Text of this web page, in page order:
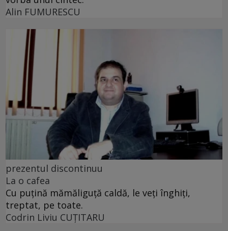
Alin FUMURESCU
prezentul discontinuu
La o cafea
Cu puţină mămăliguţă caldă, le veţi înghiţi,
treptat, pe toate.
Codrin Liviu CUŢITARU